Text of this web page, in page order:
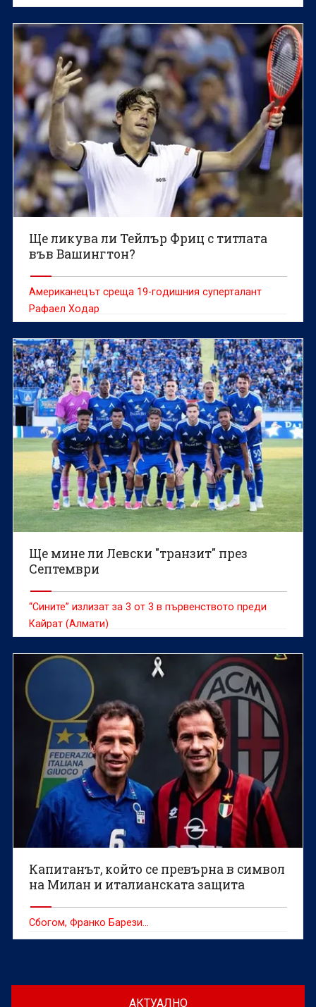
Ще ликува ли Тейлър Фриц с титлата
във Вашингтон?
Американецът среща 19-годишния суперталант
Рафаел Ходар
Ще мине ли Левски "транзит" през
Септември
“Сините” излизат за 3 от 3 в първенството преди
Кайрат (Алмати)
Капитанът, който се превърна в символ
на Милан и италианската защита
Сбогом, Франко Барези...
АКТУАЛНО